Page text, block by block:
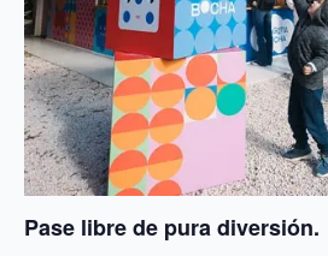
Pase libre de pura diversión.